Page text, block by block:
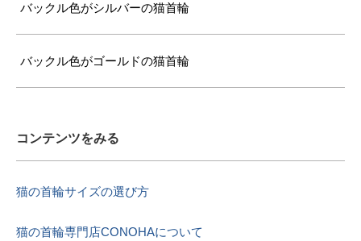
バックル色がシルバーの猫首輪
バックル色がゴールドの猫首輪
コンテンツをみる
猫の首輪サイズの選び方
猫の首輪専門店CONOHAについて